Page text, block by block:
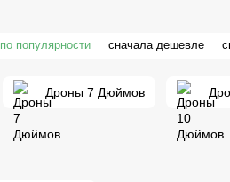
по популярности сначала дешевле
Дроны 7 Дюймов